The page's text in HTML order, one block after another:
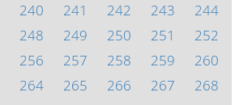
240 241 242 243
244
248 249 250 251
252
256 257 258 259
260
264 265 266 267
268